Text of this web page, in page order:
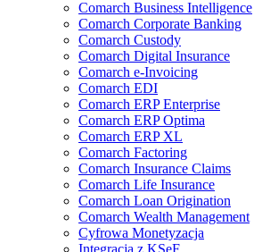
Comarch Business Intelligence
Comarch Corporate Banking
Comarch Custody
Comarch Digital Insurance
Comarch e-Invoicing
Comarch EDI
Comarch ERP Enterprise
Comarch ERP Optima
Comarch ERP XL
Comarch Factoring
Comarch Insurance Claims
Comarch Life Insurance
Comarch Loan Origination
Comarch Wealth Management
Cyfrowa Monetyzacja
Integracja z KSeF